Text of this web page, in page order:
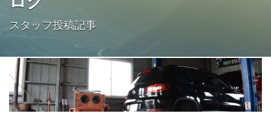
スタッフ投稿記事